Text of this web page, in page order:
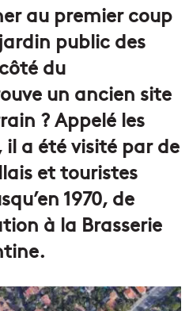
au premier coup
public des
du
un ancien site
? Appelé les
a été visité par de
et touristes
1970, de
à la Brasserie